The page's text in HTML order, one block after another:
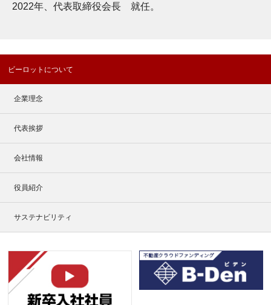
2022年、代表取締役会長 就任。
ビーロットについて
企業理念
代表挨拶
会社情報
役員紹介
サステナビリティ